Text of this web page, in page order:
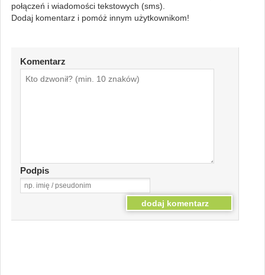
połączeń i wiadomości tekstowych (sms).
Dodaj komentarz i pomóż innym użytkownikom!
Komentarz
Podpis